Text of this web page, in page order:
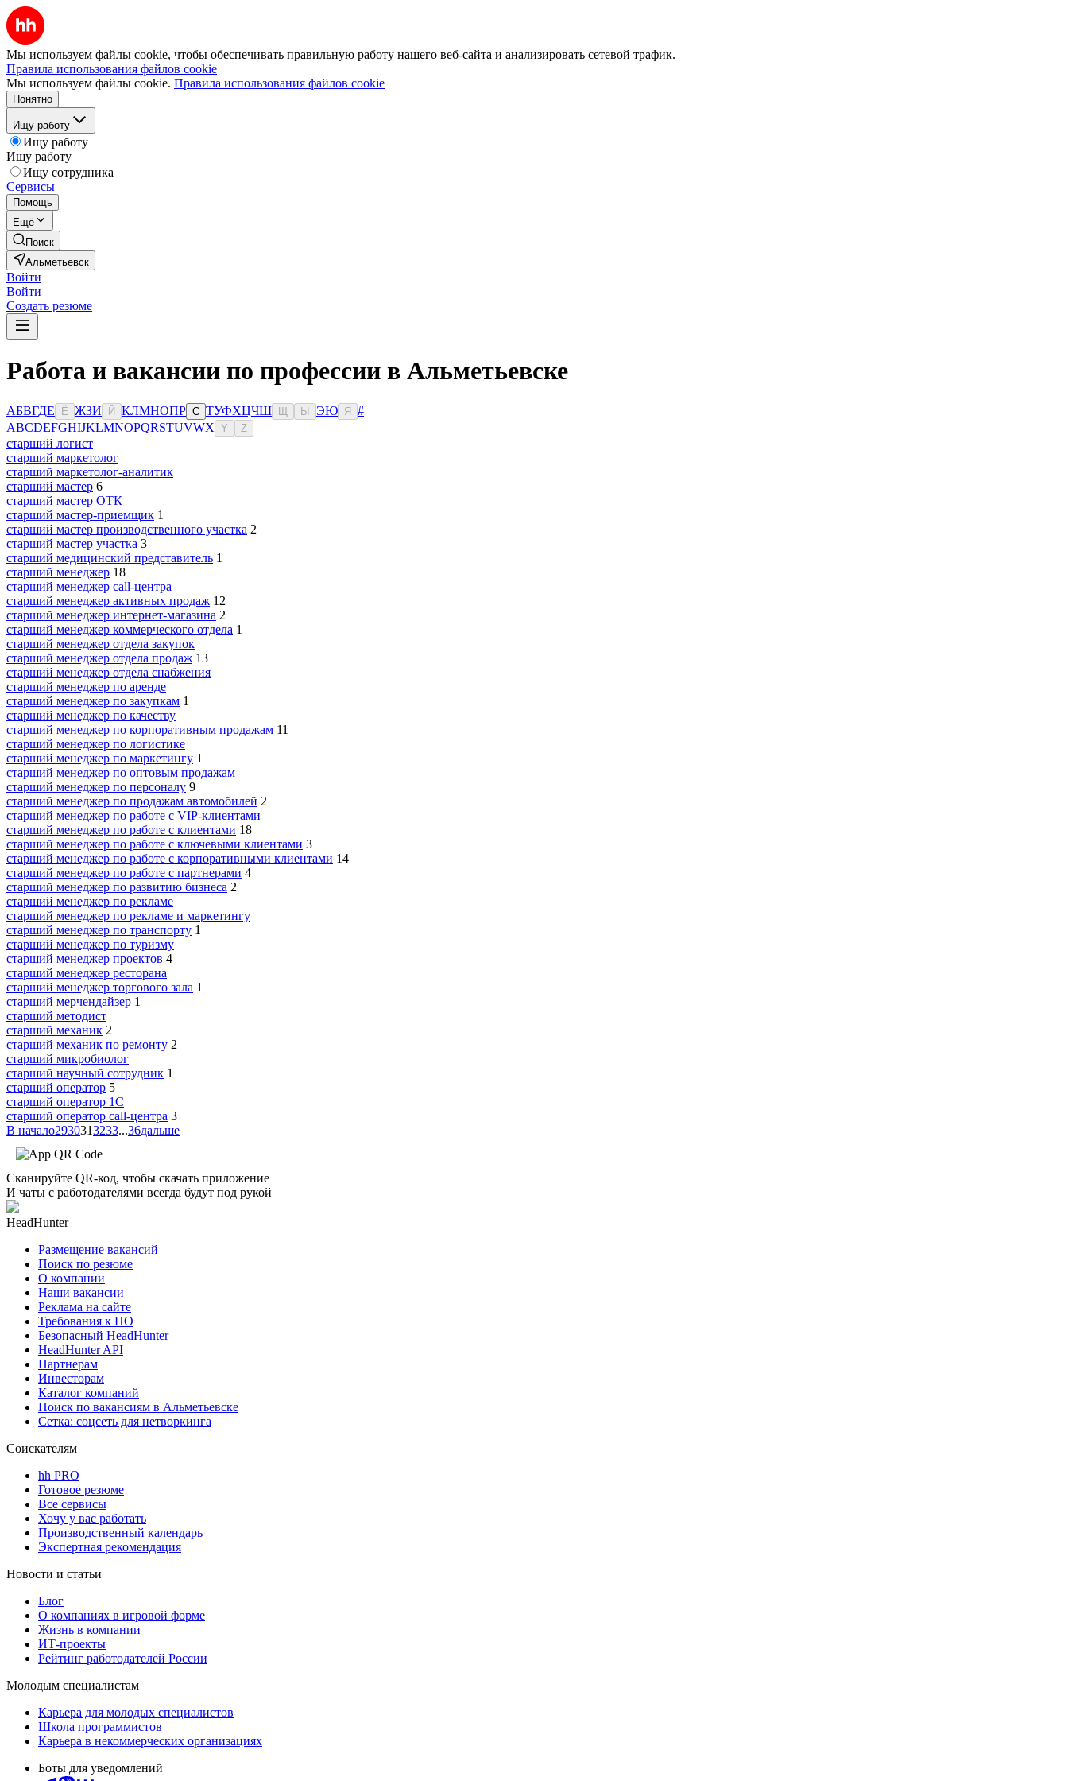
Мы используем файлы cookie, чтобы обеспечивать правильную работу нашего веб-сайта и анализировать сетевой трафик.
Правила использования файлов cookie
Мы используем файлы cookie. Правила использования файлов cookie
Понятно
Ищу работу
Ищу работу
Ищу работу
Ищу сотрудника
Сервисы
Помощь
Ещё
Поиск
Альметьевск
Войти
Войти
Создать резюме
Работа и вакансии по профессии в Альметьевске
АБВГДЕ Ё ЖЗИ Й КЛМНОПР С ТУФХЦЧШ Ы ЭЮ Я
#
ABCDEFGHIJKLMNOPQRSTUVWX Y Z
старший логист
старший маркетолог
старший маркетолог-аналитик
старший мастер 6
старший мастер ОТК
старший мастер-приемщик 1
старший мастер производственного участка 2
старший мастер участка 3
старший медицинский представитель 1
старший менеджер 18
старший менеджер call-центра
старший менеджер активных продаж 12
старший менеджер интернет-магазина 2
старший менеджер коммерческого отдела 1
старший менеджер отдела закупок
старший менеджер отдела продаж 13
старший менеджер отдела снабжения
старший менеджер по аренде
старший менеджер по закупкам 1
старший менеджер по качеству
старший менеджер по корпоративным продажам 11
старший менеджер по логистике
старший менеджер по маркетингу 1
старший менеджер по оптовым продажам
старший менеджер по персоналу 9
старший менеджер по продажам автомобилей 2
старший менеджер по работе с VIP-клиентами
старший менеджер по работе с клиентами 18
старший менеджер по работе с ключевыми клиентами 3
старший менеджер по работе с корпоративными клиентами 14
старший менеджер по работе с партнерами 4
старший менеджер по развитию бизнеса 2
старший менеджер по рекламе
старший менеджер по рекламе и маркетингу
старший менеджер по транспорту 1
старший менеджер по туризму
старший менеджер проектов 4
старший менеджер ресторана
старший менеджер торгового зала 1
старший мерчендайзер 1
старший методист
старший механик 2
старший механик по ремонту 2
старший микробиолог
старший научный сотрудник 1
старший оператор 5
старший оператор 1С
старший оператор call-центра 3
В начало2930313233...36дальше
Сканируйте QR-код, чтобы скачать приложение
И чаты с работодателями всегда будут под рукой
HeadHunter
Размещение вакансий
Поиск по резюме
О компании
Наши вакансии
Реклама на сайте
Требования к ПО
Безопасный HeadHunter
HeadHunter API
Партнерам
Инвесторам
Каталог компаний
Поиск по вакансиям в Альметьевске
Сетка: соцсеть для нетворкинга
Соискателям
hh PRO
Готовое резюме
Все сервисы
Хочу у вас работать
Производственный календарь
Экспертная рекомендация
Новости и статьи
Блог
О компаниях в игровой форме
Жизнь в компании
ИТ-проекты
Рейтинг работодателей России
Молодым специалистам
Карьера для молодых специалистов
Школа программистов
Карьера в некоммерческих организациях
Боты для уведомлений